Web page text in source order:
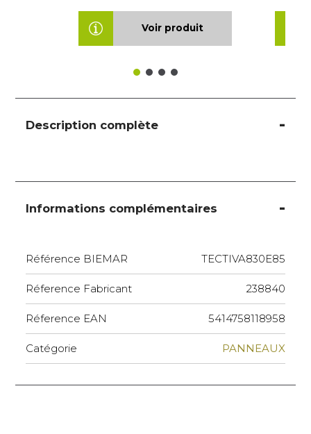
Voir produit
Description complète
Informations complémentaires
Référence BIEMAR TECTIVA830E85
Réference Fabricant 238840
Réference EAN 5414758118958
Catégorie PANNEAUX